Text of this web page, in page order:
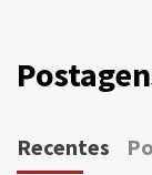
Recentes